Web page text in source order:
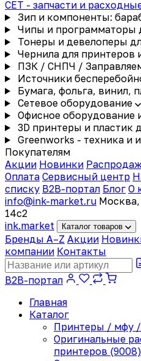
CET - запчасти и
Зип и компоненты:
Чипы и программаторы
Тонеры и девелоперы
Чернила для принтеров
ПЗК / СНПЧ /
Источники
Бумага, фольга, винил,
Сетевое оборудование
Офисное оборудование
3D принтеры и пластик
Greenworks - техника и
Покупателям
Акции Новинки
Оплата Сервисный центр
списку B2B-портал Блог О
info@ink-market.ru
14с2
ink.market Каталог товаров
Бренды A–Z Акции
компании Контакты
B2B-портал
Главная
Каталог
Принтеры / мфу
Оригинальные
принтеров (9008)